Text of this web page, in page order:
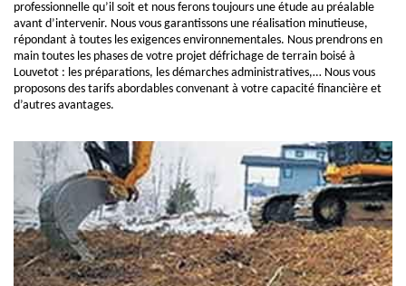
professionnelle qu’il soit et nous ferons toujours une étude au préalable
avant d’intervenir. Nous vous garantissons une réalisation minutieuse,
répondant à toutes les exigences environnementales. Nous prendrons en
main toutes les phases de votre projet défrichage de terrain boisé à
Louvetot : les préparations, les démarches administratives,… Nous vous
proposons des tarifs abordables convenant à votre capacité financière et
d’autres avantages.